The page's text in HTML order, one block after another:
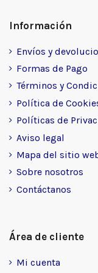
Información
Envíos y
Formas de Pago
Términos y
Política de
Políticas de
Aviso legal
Mapa del sitio
Sobre nosotros
Contáctanos
Área de cliente
Mi cuenta